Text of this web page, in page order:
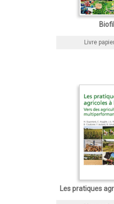
Livre
Les pratiques